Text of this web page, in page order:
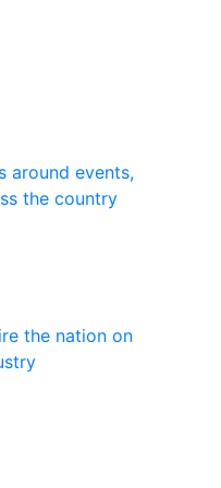
around events,
the country
the nation on